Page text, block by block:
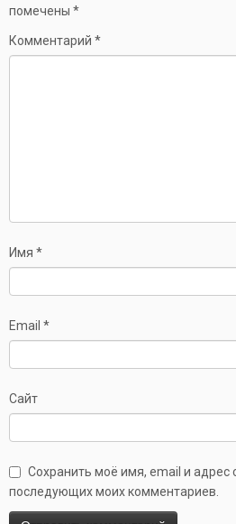
помечены *
Комментарий *
Имя *
Email *
Сайт
Сохранить моё имя, email и адрес
последующих моих комментариев.